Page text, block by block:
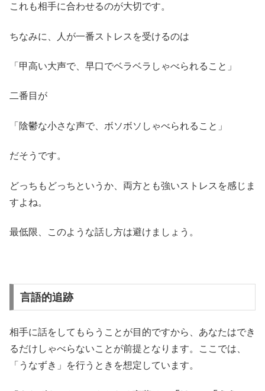
これも相手に合わせるのが大切です。
ちなみに、人が一番ストレスを受けるのは
「甲高い大声で、早口でベラベラしゃべられること」
二番目が
「陰鬱な小さな声で、ボソボソしゃべられること」
だそうです。
どっちもどっちというか、両方とも強いストレスを感じま
すよね。
最低限、このような話し方は避けましょう。
言語的追跡
相手に話をしてもらうことが目的ですから、あなたはでき
るだけしゃべらないことが前提となります。ここでは、
「うなずき」を行うときを想定しています。